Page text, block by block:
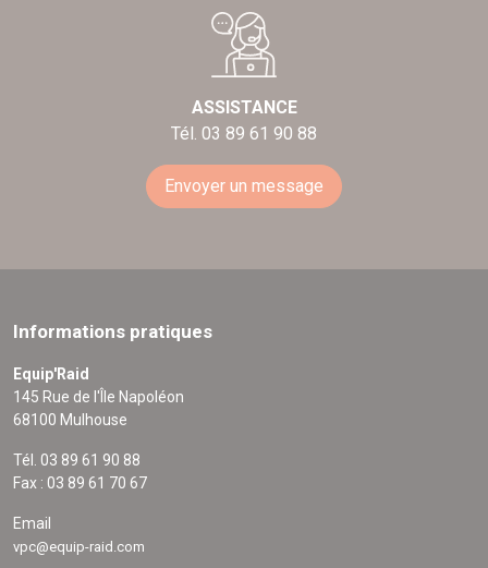
ASSISTANCE
Tél. 03 89 61 90 88
Envoyer un message
Informations pratiques
Equip'Raid
145 Rue de l'Île Napoléon
68100 Mulhouse
Tél. 03 89 61 90 88
Fax : 03 89 61 70 67
Email
vpc@equip-raid.com